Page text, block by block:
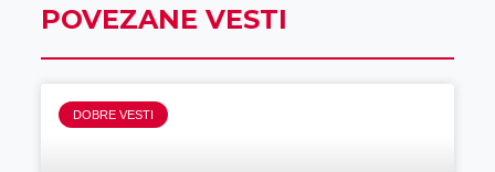
POVEZANE VESTI
DOBRE VESTI